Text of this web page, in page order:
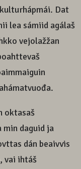
Dat
lea sámiid agálaš
vejolažžan
oktasaš
daguid ja
dán beaivvis
vai ihtáš